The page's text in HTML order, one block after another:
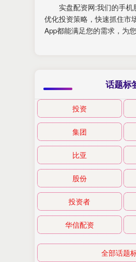
实盘配资网:我们的手
优化投资策略，快速抓住市
App都能满足您的需求，为
话题标
投资
集团
比亚
股份
投资者
华信配资
全部话题